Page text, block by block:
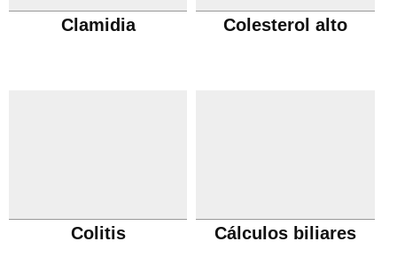
Clamidia Colesterol alto
Colitis Cálculos biliares